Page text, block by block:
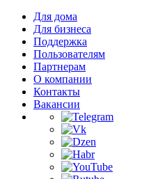
Для дома
Для бизнеса
Поддержка
Пользователям
Партнерам
О компании
Контакты
Вакансии